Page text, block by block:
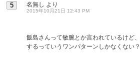
5 名無し より
2015年10月21日 12:43 PM
飯島さんって敏腕とか言われているけど
するっていうワンパターンしかなくない？